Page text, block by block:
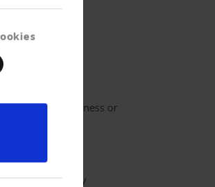
for the completeness or
not accept any